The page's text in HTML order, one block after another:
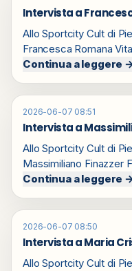
Intervista a
Allo Sportcity Cult di
Francesca Romana
Continua a leggere
2026-06-07 08:51
Intervista a
Allo Sportcity Cult di
Massimiliano Finazzer
Continua a leggere
2026-06-07 08:50
Intervista a Maria
Allo Sportcity Cult di